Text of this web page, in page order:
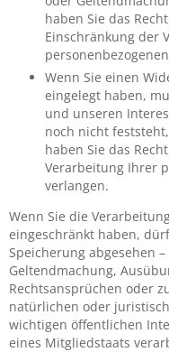
haben Sie das
Einschränkung der
Wenn Sie einen
eingelegt haben,
und unseren
noch nicht
haben Sie das
Verarbeitung Ihrer
verlangen.
Wenn Sie die
eingeschränkt haben,
Speicherung abgesehen
Geltendmachung,
Rechtsansprüchen oder
natürlichen oder
wichtigen öffentlichen
eines Mitgliedstaats